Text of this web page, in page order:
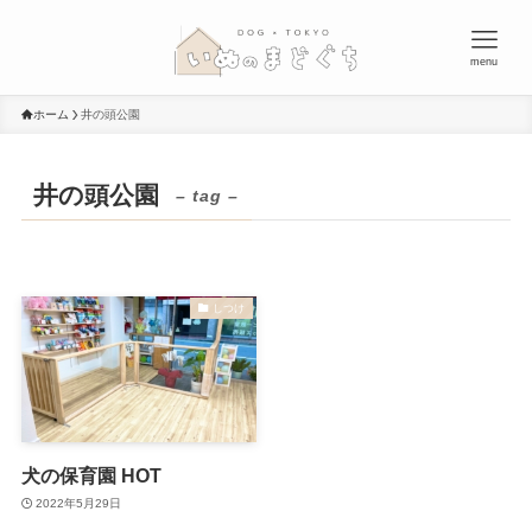
menu
ホーム 井の頭公園
井の頭公園 – tag –
しつけ
犬の保育園 HOT
2022年5月29日